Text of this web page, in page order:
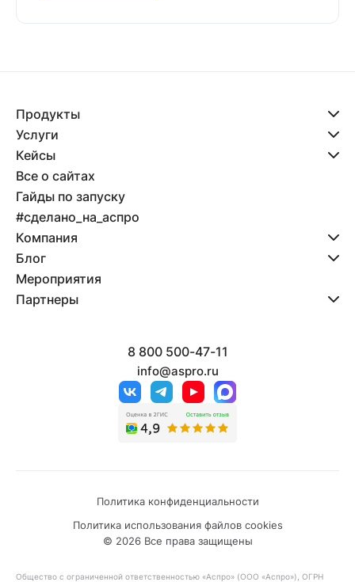
Продукты
Услуги
Кейсы
Все о сайтах
Гайды по запуску
#сделано_на_аспро
Компания
Блог
Мероприятия
Партнеры
8 800 500-47-11
info@aspro.ru
© 2026 Все права защищены
Политика конфиденциальности
Политика использования файлов cookies
Общество с ограниченной ответственностью «Аспро» (ООО «Аспро»), ОГРН